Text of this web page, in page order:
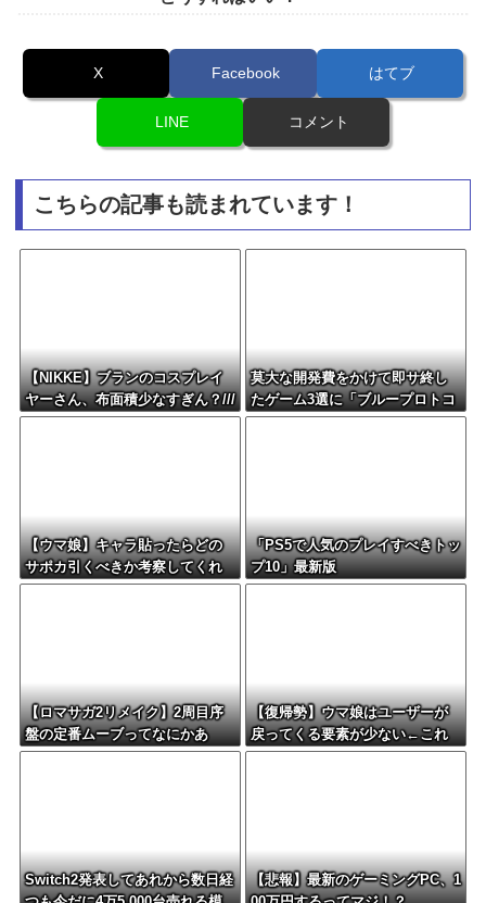
X Facebook はてブ
LINE コメント
こちらの記事も読まれています！
【NIKKE】ブランのコスプレイ
ヤーさん、布面積少なすぎん？///
莫大な開発費をかけて即サ終し
たゲーム3選に「ブループロトコ
ル」「バビロン」「コンコー
【ウマ娘】キャラ貼ったらどの
サポカ引くべきか考察してくれ
るツールない？
「PS5で人気のプレイすべきトッ
プ10」最新版
【ロマサガ2リメイク】2周目序
盤の定番ムーブってなにかあ
る？
【復帰勢】ウマ娘はユーザーが
戻ってくる要素が少ない←これ
Switch2発表してあれから数日経
【悲報】最新のゲーミングPC、1